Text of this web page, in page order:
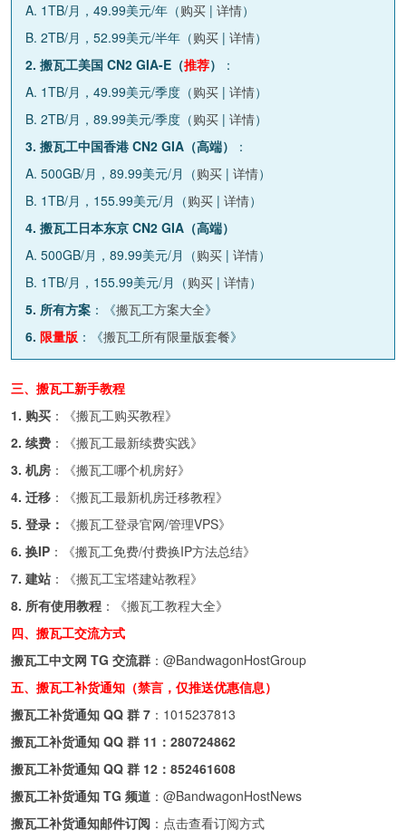
A. 1TB/月，49.99美元/年（购买 | 详情）
B. 2TB/月，52.99美元/半年（购买 | 详情）
2. 搬瓦工美国 CN2 GIA-E（推荐）
：
A. 1TB/月，49.99美元/季度（购买 | 详情）
B. 2TB/月，89.99美元/季度（购买 | 详情）
3. 搬瓦工中国香港 CN2 GIA（高端）
：
A. 500GB/月，89.99美元/月（购买 | 详情）
B. 1TB/月，155.99美元/月（购买 | 详情）
4. 搬瓦工日本东京 CN2 GIA（高端）
A. 500GB/月，89.99美元/月（购买 | 详情）
B. 1TB/月，155.99美元/月（购买 | 详情）
5. 所有方案 ：《搬瓦工方案大全》
6. 限量版 ：《搬瓦工所有限量版套餐》
三、搬瓦工新手教程
1. 购买 ：《搬瓦工购买教程》
2. 续费 ：《搬瓦工最新续费实践》
3. 机房 ：《搬瓦工哪个机房好》
4. 迁移 ：《搬瓦工最新机房迁移教程》
5. 登录：
《搬瓦工登录官网/管理VPS》
6. 换IP ：《搬瓦工免费/付费换IP方法总结》
7. 建站 ：《搬瓦工宝塔建站教程》
8. 所有使用教程 ：《搬瓦工教程大全》
四、搬瓦工交流方式
搬瓦工中文网 TG 交流群 ： @BandwagonHostGroup
五、搬瓦工补货通知（禁言，仅推送优惠信息）
搬瓦工补货通知 QQ 群 7 ： 1015237813
搬瓦工补货通知 QQ 群 11： 280724862
搬瓦工补货通知 QQ 群 12： 852461608
搬瓦工补货通知 TG 频道 ： @BandwagonHostNews
搬瓦工补货通知邮件订阅 ： 点击查看订阅方式